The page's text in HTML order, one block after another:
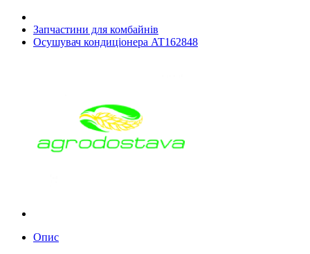
Запчастини для комбайнів
Осушувач кондиціонера AT162848
Опис